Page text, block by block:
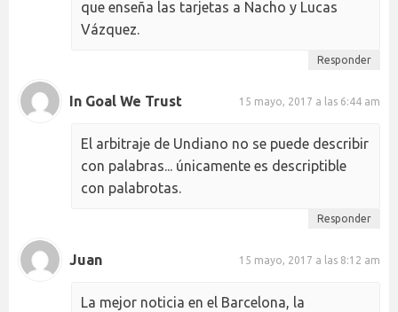
que enseña las tarjetas a Nacho y Lucas
Vázquez.
Responder
In Goal We Trust 15 mayo, 2017 a las 6:44 am
El arbitraje de Undiano no se puede describir
con palabras... únicamente es descriptible
con palabrotas.
Responder
Juan 15 mayo, 2017 a las 8:12 am
La mejor noticia en el Barcelona, la